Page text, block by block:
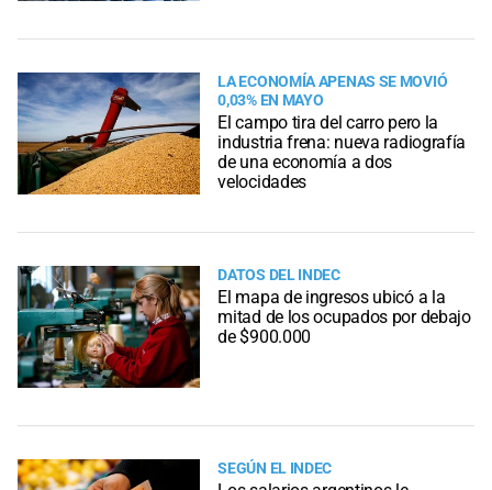
LA ECONOMÍA APENAS SE MOVIÓ
0,03% EN MAYO
El campo tira del carro pero la
industria frena: nueva radiografía
de una economía a dos
velocidades
DATOS DEL INDEC
El mapa de ingresos ubicó a la
mitad de los ocupados por debajo
de $900.000
SEGÚN EL INDEC